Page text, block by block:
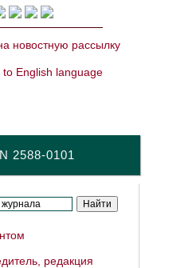
новостную рассылку
to English language
2588-0101
редакция